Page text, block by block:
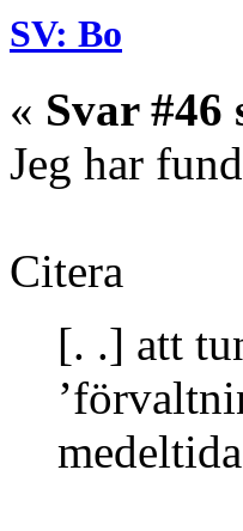
SV: Bo
« Svar #46
Jeg har
Citera
[. .] att